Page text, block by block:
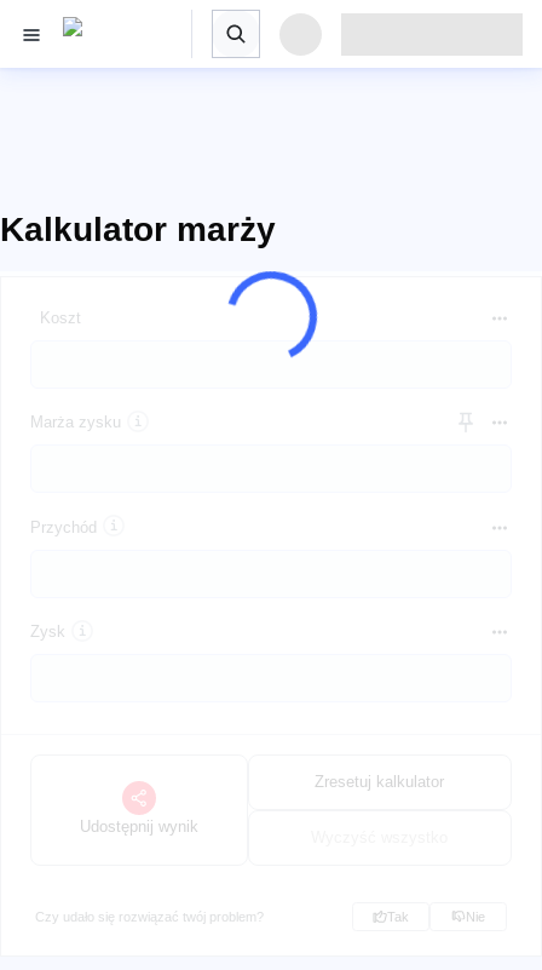
Kalkulator marży
Koszt
Marża zysku
Przychód
Zysk
Udostępnij wynik
Zresetuj kalkulator
Czy udało się rozwiązać twój problem? Tak Nie